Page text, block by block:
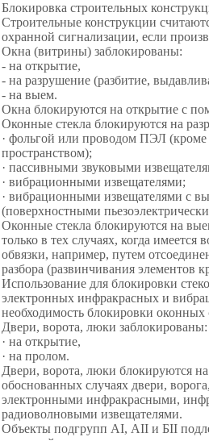
Блокировка строительных
Строительные конструкции
охранной сигнализации, если
Окна (витрины) заблокированы:
- на открытие,
- на разрушение (разбитие,
- на выем.
Окна блокируются на открытие с
Оконные стекла блокируются на
· фольгой или проводом ПЭЛ
пространством);
· пассивными звуковыми
· вибрационными извещателями;
· вибрационными извещателями с
(поверхностными
Оконные стекла блокируются на
только в тех случаях, когда
обвязки, например, путем
разбора (развинчивания элементов
Использование для блокировки
электронных инфракрасных и
необходимость блокировки оконных
Двери, ворота, люки заблокированы:
· на открытие,
· на пролом.
Двери, ворота, люки блокируются
обоснованных случаях двери,
электронными инфракрасными,
радиоволновыми извещателями.
Объекты подгрупп AI, АII и БII